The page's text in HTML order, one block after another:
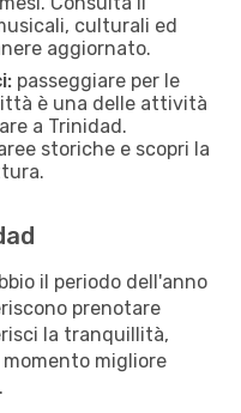
culturali ed
aggiornato.
passeggiare per le
è una delle attività
a Trinidad.
storiche e scopri la
il periodo dell'anno
prenotare
la tranquillità,
migliore